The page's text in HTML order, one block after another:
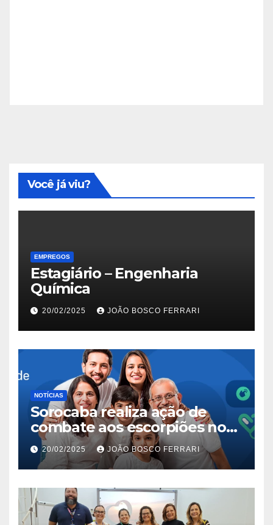
Você já viu?
EMPREGOS
Estagiário – Engenharia
Química
20/02/2025 JOÃO BOSCO FERRARI
NOTÍCIAS
Sorocaba realiza ação de
combate aos escorpiões no
Jardim São Carlos
20/02/2025 JOÃO BOSCO FERRARI